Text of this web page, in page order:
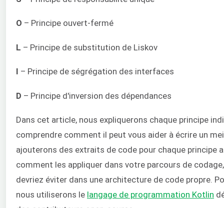
O – Principe ouvert-fermé
L – Principe de substitution de Liskov
I – Principe de ségrégation des interfaces
D – Principe d'inversion des dépendances
Dans cet article, nous expliquerons chaque principe
comprendre comment il peut vous aider à écrire un
ajouterons des extraits de code pour chaque principe
comment les appliquer dans votre parcours de
devriez éviter dans une architecture de code propre.
nous utiliserons le langage de programmation Kotlin